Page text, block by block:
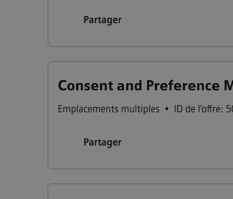
Partager
Consent and Preference
Emplacements multiples • ID de l’offre:
Partager